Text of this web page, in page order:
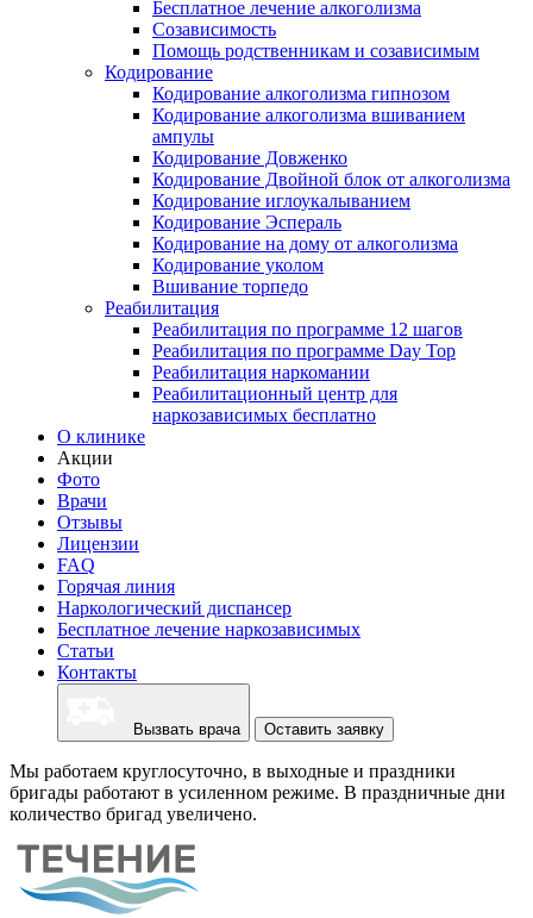
Бесплатное лечение алкоголизма
Созависимость
Помощь родственникам и созависимым
Кодирование
Кодирование алкоголизма гипнозом
Кодирование алкоголизма вшиванием
ампулы
Кодирование Довженко
Кодирование Двойной блок от алкоголизма
Кодирование иглоукалыванием
Кодирование Эспераль
Кодирование на дому от алкоголизма
Кодирование уколом
Вшивание торпедо
Реабилитация
Реабилитация по программе 12 шагов
Реабилитация по программе Day Top
Реабилитация наркомании
Реабилитационный центр для
наркозависимых бесплатно
О клинике
Акции
Фото
Врачи
Отзывы
Лицензии
FAQ
Горячая линия
Наркологический диспансер
Бесплатное лечение наркозависимых
Статьи
Контакты
Вызвать врача Оставить заявку
Мы работаем круглосуточно, в выходные и праздники
бригады работают в усиленном режиме. В праздничные дни
количество бригад увеличено.